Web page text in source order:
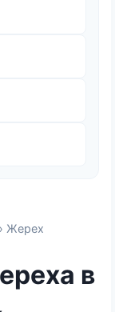
Жерех
в